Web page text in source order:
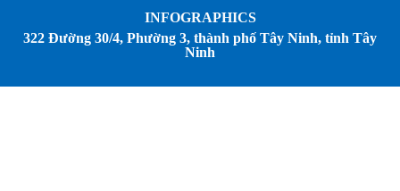
INFOGRAPHICS
322 Đường 30/4, Phường 3, thành phố Tây Ninh, tỉnh Tây
Ninh